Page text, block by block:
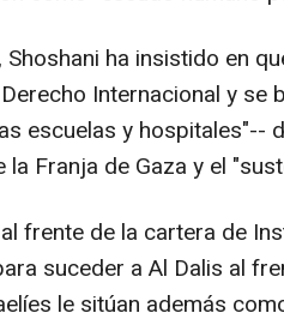
Shoshani ha insistido en
Internacional y
escuelas y hospitales"--
la Franja de Gaza y el
frente de la cartera de
suceder a Al Dalis al
le sitúan además